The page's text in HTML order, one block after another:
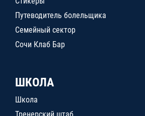
Путеводитель болельщика
Семейный сектор
Сочи Клаб Бар
ШКОЛА
Школа